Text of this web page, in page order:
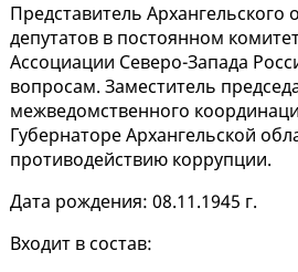
Представитель Архангельского
депутатов в постоянном
Ассоциации Северо-Запада
вопросам. Заместитель
межведомственного
Губернаторе Архангельской
противодействию коррупции.
Дата рождения: 08.11.1945 г.
Входит в состав: